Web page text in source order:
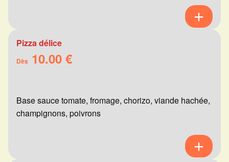
Pizza délice
Dès 10.00 €
Base sauce tomate, fromage, chorizo, viande hachée,
champignons, poivrons